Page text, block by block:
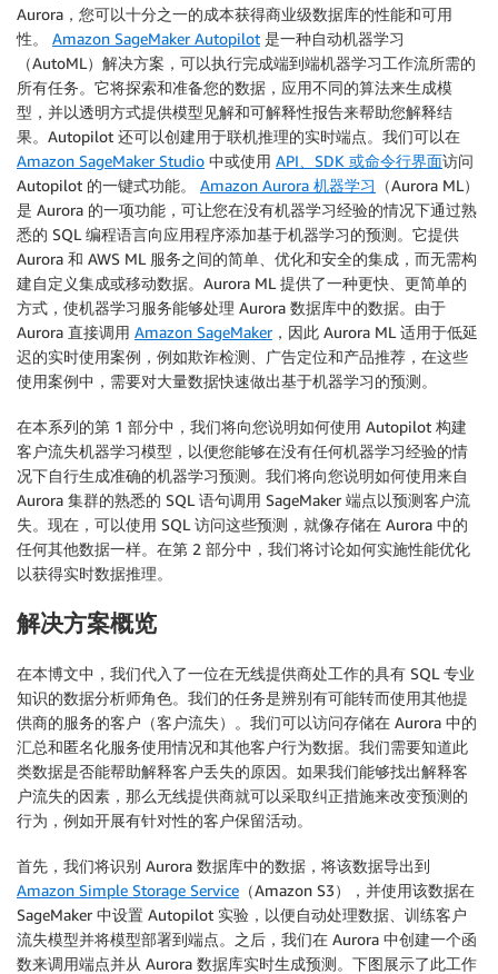
Aurora，您可以十分之一的成本获得商业级数据库的性能和可用
性。 Amazon SageMaker Autopilot 是一种自动机器学习
（AutoML）解决方案，可以执行完成端到端机器学习工作流所需的
所有任务。它将探索和准备您的数据，应用不同的算法来生成模
型，并以透明方式提供模型见解和可解释性报告来帮助您解释结
果。Autopilot 还可以创建用于联机推理的实时端点。我们可以在
Amazon SageMaker Studio 中或使用 API、SDK 或命令行界面访问
Autopilot 的一键式功能。 Amazon Aurora 机器学习
（Aurora ML）
是 Aurora 的一项功能，可让您在没有机器学习经验的情况下通过熟
悉的 SQL 编程语言向应用程序添加基于机器学习的预测。它提供
Aurora 和 AWS ML 服务之间的简单、优化和安全的集成，而无需构
建自定义集成或移动数据。Aurora ML 提供了一种更快、更简单的
方式，使机器学习服务能够处理 Aurora 数据库中的数据。由于
Aurora 直接调用 Amazon SageMaker，因此 Aurora ML 适用于低延
迟的实时使用案例，例如欺诈检测、广告定位和产品推荐，在这些
使用案例中，需要对大量数据快速做出基于机器学习的预测。
在本系列的第 1 部分中，我们将向您说明如何使用 Autopilot 构建
客户流失机器学习模型，以便您能够在没有任何机器学习经验的情
况下自行生成准确的机器学习预测。我们将向您说明如何使用来自
Aurora 集群的熟悉的 SQL 语句调用 SageMaker 端点以预测客户流
失。现在，可以使用 SQL 访问这些预测，就像存储在 Aurora 中的
任何其他数据一样。在第 2 部分中，我们将讨论如何实施性能优化
以获得实时数据推理。
解决方案概览
在本博文中，我们代入了一位在无线提供商处工作的具有 SQL 专业
知识的数据分析师角色。我们的任务是辨别有可能转而使用其他提
供商的服务的客户（客户流失）。我们可以访问存储在 Aurora 中的
汇总和匿名化服务使用情况和其他客户行为数据。我们需要知道此
类数据是否能帮助解释客户丢失的原因。如果我们能够找出解释客
户流失的因素，那么无线提供商就可以采取纠正措施来改变预测的
行为，例如开展有针对性的客户保留活动。
首先，我们将识别 Aurora 数据库中的数据，将该数据导出到
Amazon Simple Storage Service （Amazon S3），并使用该数据在
SageMaker 中设置 Autopilot 实验，以便自动处理数据、训练客户
流失模型并将模型部署到端点。之后，我们在 Aurora 中创建一个函
数来调用端点并从 Aurora 数据库实时生成预测。下图展示了此工作